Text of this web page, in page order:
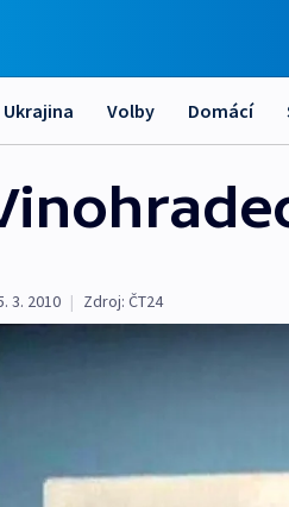
Ukrajina Volby Domácí
3. 2010 | Zdroj: ČT24